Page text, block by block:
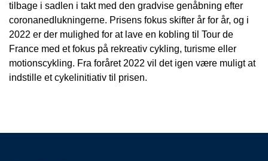
tilbage i sadlen i takt med den gradvise genåbning efter
coronanedlukningerne. Prisens fokus skifter år for år, og i
2022 er der mulighed for at lave en kobling til Tour de
France med et fokus på rekreativ cykling, turisme eller
motionscykling. Fra foråret 2022 vil det igen være muligt at
indstille et cykelinitiativ til prisen.